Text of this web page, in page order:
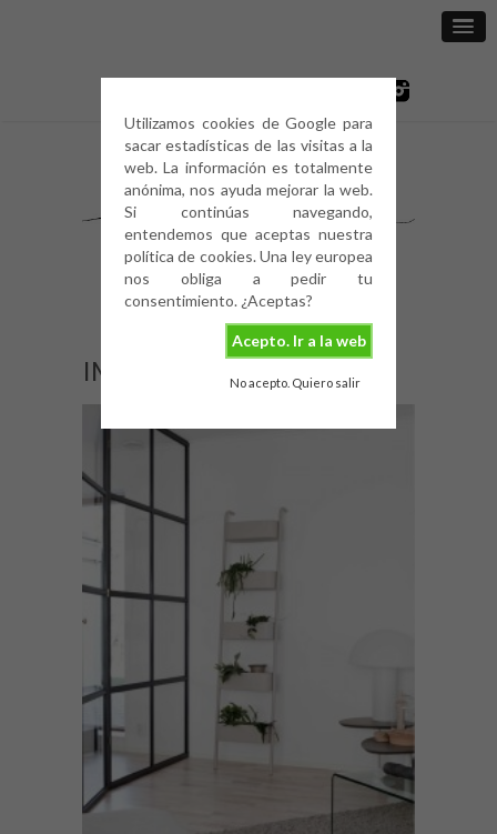
Utilizamos cookies de Google para
sacar estadísticas de las visitas a la
web. La información es totalmente
anónima, nos ayuda mejorar la web.
Si continúas navegando,
entendemos que aceptas nuestra
política de cookies. Una ley europea
nos obliga a pedir tu
consentimiento. ¿Aceptas?
Acepto. Ir a la web
No acepto. Quiero salir
IMG_0087